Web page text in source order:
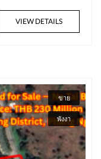
VIEW DETAILS
ขาย
พังงา